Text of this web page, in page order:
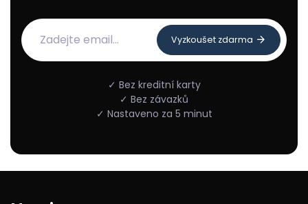
Vyzkoušet zdarma
✓ Bez kreditní karty
✓ Bez závazků
✓ Nastaveno za 5 minut